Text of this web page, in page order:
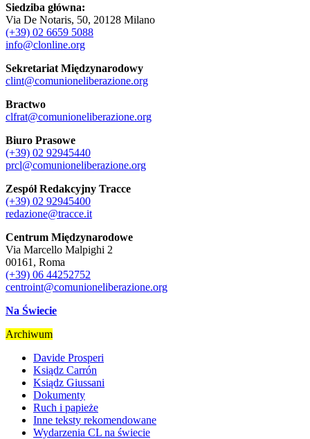
Siedziba główna:
Via De Notaris, 50, 20128 Milano
(+39) 02 6659 5088
info@clonline.org
Sekretariat Międzynarodowy
clint@comunioneliberazione.org
Bractwo
clfrat@comunioneliberazione.org
Biuro Prasowe
(+39) 02 92945440
prcl@comunioneliberazione.org
Zespół Redakcyjny Tracce
(+39) 02 92945400
redazione@tracce.it
Centrum Międzynarodowe
Via Marcello Malpighi 2
00161, Roma
(+39) 06 44252752
centroint@comunioneliberazione.org
Na Świecie
Archiwum
Davide Prosperi
Ksiądz Carrón
Ksiądz Giussani
Dokumenty
Ruch i papieże
Inne teksty rekomendowane
Wydarzenia CL na świecie